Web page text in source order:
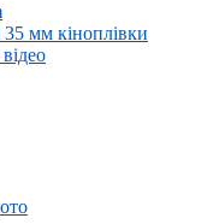
мм кіноплівки